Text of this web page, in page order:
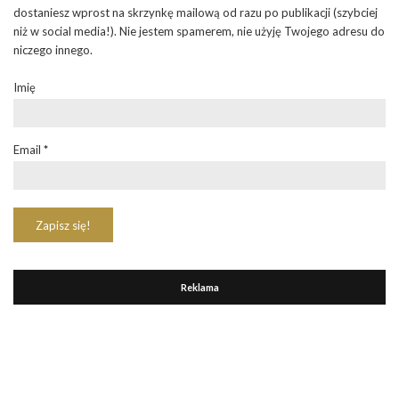
dostaniesz wprost na skrzynkę mailową od razu po publikacji (szybciej
niż w social media!). Nie jestem spamerem, nie użyję Twojego adresu do
niczego innego.
Imię
Email *
Reklama